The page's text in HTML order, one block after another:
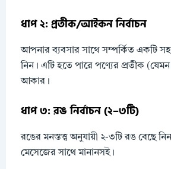
ধাপ ২: প্রতীক/আইকন নির্বাচন
আপনার ব্যবসার সাথে সম্পর্কিত একটি
নিন। এটি হতে পারে পণ্যের প্রতীক
আকার।
ধাপ ৩: রঙ নির্বাচন (২–৩টি)
রঙের মনস্তত্ত্ব অনুযায়ী ২-৩টি রঙ বেছে
মেসেজের সাথে মানানসই।